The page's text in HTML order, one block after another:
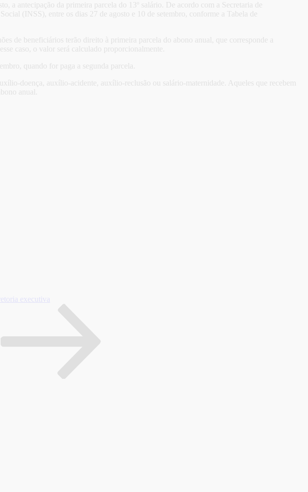
a antecipação da primeira parcela do 13º salário. De acordo com a Secretaria de
(INSS), entre os dias 27 de agosto e 10 de setembro, conforme a Tabela de
de beneficiários terão direito à primeira parcela do abono anual, que corresponde a
caso, o valor será calculado proporcionalmente.
quando for paga a segunda parcela.
doença, auxílio-acidente, auxílio-reclusão ou salário-maternidade. Aqueles que recebem
anual.
executiva